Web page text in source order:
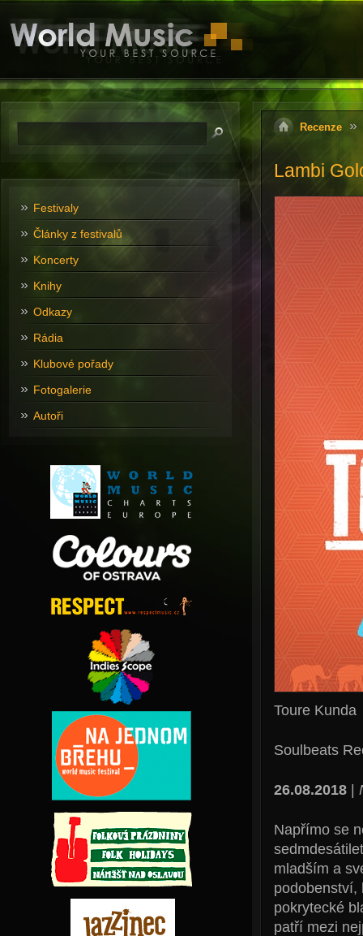
Recenze
Lambi
Toure Kunda
Soulbeats
26.08.2018|
Napřímo se
mladším a
podobenství,
pokrytecké
patří mezi
Festivaly
Články z festivalů
Koncerty
Knihy
Odkazy
Rádia
Klubové pořady
Fotogalerie
Autoři